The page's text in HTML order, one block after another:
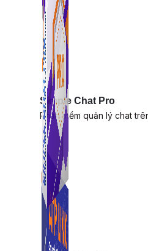
Simple Chat Pro
Phần mềm quản lý chat